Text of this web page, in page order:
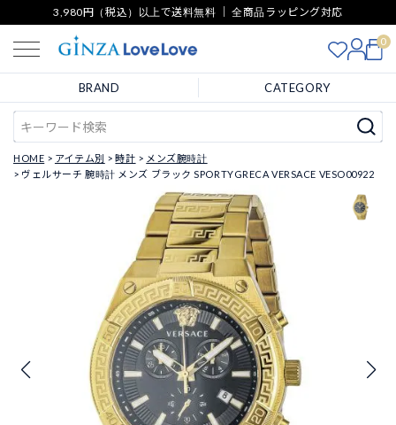
3,980円（税込）以上で送料無料 ｜ 全商品ラッピング対応
0
BRAND CATEGORY
HOME アイテム別 時計
メンズ腕時計
ヴェルサーチ 腕時計 メンズ ブラック SPORTYGRECA VERSACE VESO00922